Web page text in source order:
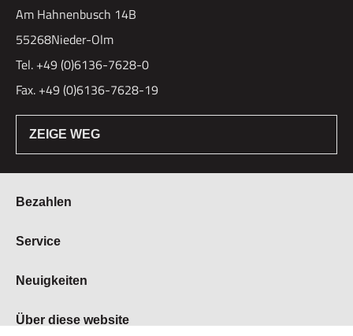
Am Hahnenbusch 14B
55268Nieder-Olm
Tel. +49 (0)6136-7628-0
Fax. +49 (0)6136-7628-19
ZEIGE WEG
Bezahlen
Bestellung & Zahlung
Vertrag widerrufen
Lieferzeiten
Service
Über Hogetex
Kundenservice
Neuigkeiten
Messen
Über diese website